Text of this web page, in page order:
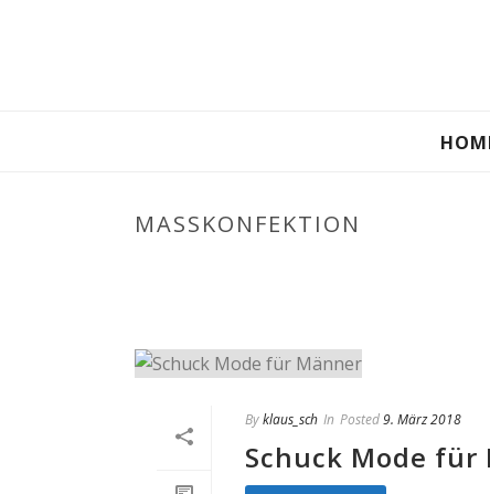
MASSKONFEKTION
Byklaus_sch In Posted9. März 2018
Schuck Mode für